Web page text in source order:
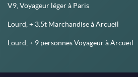
V9, Voyageur léger à Paris
Lourd, + 3.5t Marchandise à Arcueil
Lourd, + 9 personnes Voyageur à Arcueil